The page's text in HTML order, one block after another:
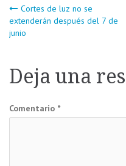
de
entradas
Cortes de luz no se
extenderán después del 7 de
junio
Deja una
Comentario *